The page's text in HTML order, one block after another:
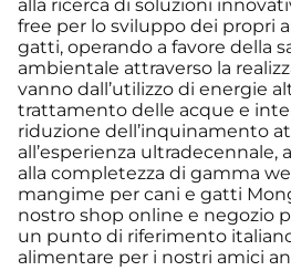
alla ricerca di soluzioni
free per lo sviluppo dei propri
gatti, operando a favore della
ambientale attraverso la
vanno dall’utilizzo di energie
trattamento delle acque e
riduzione dell’inquinamento
all’esperienza ultradecennale,
alla completezza di gamma
mangime per cani e gatti
nostro shop online e negozio
un punto di riferimento
alimentare per i nostri amici